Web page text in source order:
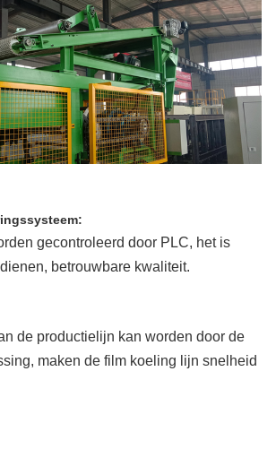
gecontroleerd door PLC, het is
betrouwbare kwaliteit.
de productielijn kan worden door de
maken de film koeling lijn snelheid